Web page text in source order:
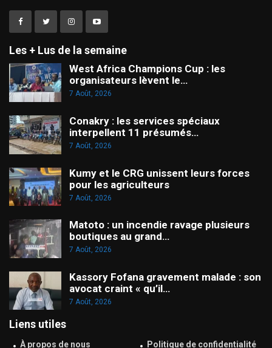
Les + Lus de la semaine
West Africa Champions Cup : les
organisateurs lèvent le…
7 Août, 2026
Conakry : les services spéciaux
interpellent 11 présumés…
7 Août, 2026
Kumy et le CRG unissent leurs forces
pour les agriculteurs
7 Août, 2026
Matoto : un incendie ravage plusieurs
boutiques au grand…
7 Août, 2026
Kassory Fofana gravement malade : son
avocat craint « qu’il…
7 Août, 2026
Liens utiles
À propos de nous Politique de confidentialité